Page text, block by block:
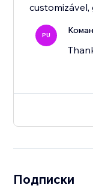
PU
Подписки